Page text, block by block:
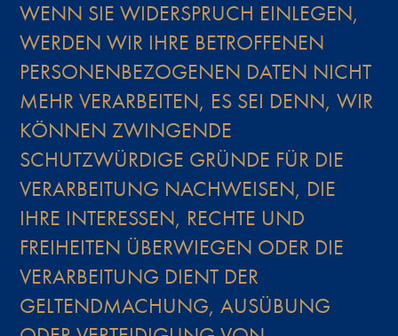
WENN SIE WIDERSPRUCH EINLEGEN,
WERDEN WIR IHRE BETROFFENEN
PERSONENBEZOGENEN DATEN NICHT
MEHR VERARBEITEN, ES SEI DENN, WIR
KÖNNEN ZWINGENDE
SCHUTZWÜRDIGE GRÜNDE FÜR DIE
VERARBEITUNG NACHWEISEN, DIE
IHRE INTERESSEN, RECHTE UND
FREIHEITEN ÜBERWIEGEN ODER DIE
VERARBEITUNG DIENT DER
GELTENDMACHUNG, AUSÜBUNG